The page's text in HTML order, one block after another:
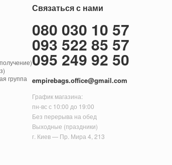
группа
Связаться с нами
080 030 10 57
093 522 85 57
095 249 92 50
empirebags.office@gmail.com
График магазина:
пн-вс с 10:00 до 19:00
Без перерыва на обед
Выходные (праздники)
г. Киев — Пр. Мира 4, 213